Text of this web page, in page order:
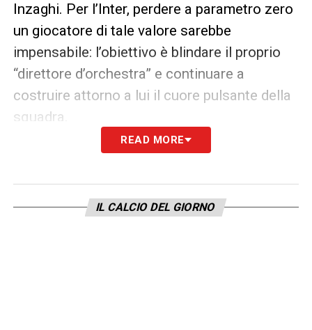
Inzaghi. Per l’Inter, perdere a parametro zero
un giocatore di tale valore sarebbe
impensabile: l’obiettivo è blindare il proprio
“direttore d’orchestra” e continuare a
costruire attorno a lui il cuore pulsante della
squadra.
LEGGI ANCHE –Ultime Notizie Serie A:
campionato italiano
READ MORE
IL CALCIO DEL GIORNO